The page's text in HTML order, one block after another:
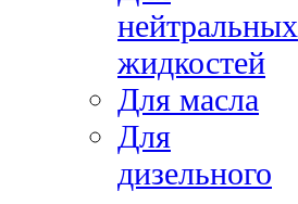
нейтральных
жидкостей
Для масла
Для
дизельного